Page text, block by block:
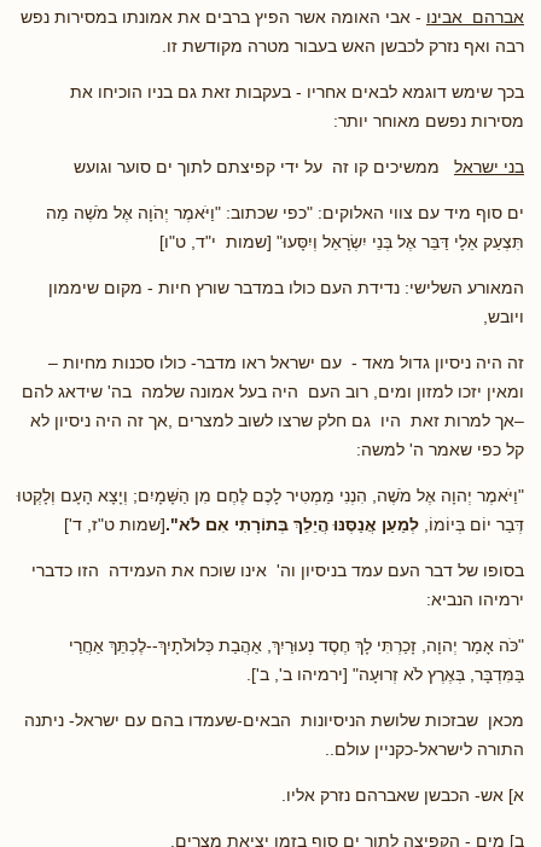
אברהם אבינו - אבי האומה אשר הפיץ ברבים את אמונתו במסירות נפש
רבה ואף נזרק לכבשן האש בעבור מטרה מקודשת זו.
בכך שימש דוגמא לבאים אחריו - בעקבות זאת גם בניו הוכיחו את
מסירות נפשם מאוחר יותר:
בני ישראל ממשיכים קו זה על ידי קפיצתם לתוך ים סוער וגועש
ים סוף מיד עם צווי האלוקים: "כפי שכתוב: "וַיֹּאמֶר יְהֹוָה אֶל מֹשֶׁה מַה
תִּצְעַק אֵלָי דַּבֵּר אֶל בְּנֵי יִשְׂרָאֵל וְיִסָּעוּ" [שמות י"ד, ט"ו]
המאורע השלישי: נדידת העם כולו במדבר שורץ חיות - מקום שיממון
ויובש,
זה היה ניסיון גדול מאד - עם ישראל ראו מדבר- כולו סכנות מחיות –
ומאין יזכו למזון ומים, רוב העם היה בעל אמונה שלמה בה' שידאג להם
–אך למרות זאת היו גם חלק שרצו לשוב למצרים ,אך זה היה ניסיון לא
קל כפי שאמר ה' למשה:
"וַיֹּאמֶר יְהוָה אֶל מֹשֶׁה, הִנְנִי מַמְטִיר לָכֶם לֶחֶם מִן הַשָּׁמָיִם; וְיָצָא הָעָם וְלָקְטוּ
דְּבַר יוֹם בְּיוֹמוֹ, לְמַעַן אֲנַסֶּנּוּ הֲיֵלֵךְ בְּתוֹרָתִי אִם לֹא".[שמות ט"ז, ד']
בסופו של דבר העם עמד בניסיון וה' אינו שוכח את העמידה הזו כדברי
ירמיהו הנביא:
"כֹּה אָמַר יְהוָה, זָכַרְתִּי לָךְ חֶסֶד נְעוּרַיִךְ, אַהֲבַת כְּלוּלֹתָיִךְ--לֶכְתֵּךְ אַחֲרַי
בַּמִּדְבָּר, בְּאֶרֶץ לֹא זְרוּעָה" [ירמיהו ב', ב'].
מכאן שבזכות שלושת הניסיונות הבאים-שעמדו בהם עם ישראל- ניתנה
התורה לישראל-כקניין עולם..
א] אש- הכבשן שאברהם נזרק אליו.
ב] מים - הקפיצה לתוך ים סוף בזמן יציאת מצרים.